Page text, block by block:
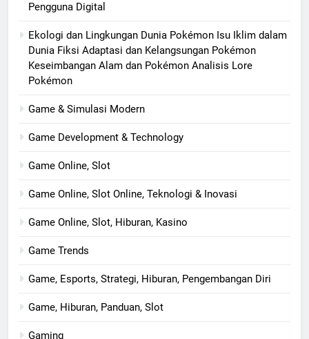
Pengguna Digital
Ekologi dan Lingkungan Dunia Pokémon Isu Iklim dalam
Dunia Fiksi Adaptasi dan Kelangsungan Pokémon
Keseimbangan Alam dan Pokémon Analisis Lore
Pokémon
Game & Simulasi Modern
Game Development & Technology
Game Online, Slot
Game Online, Slot Online, Teknologi & Inovasi
Game Online, Slot, Hiburan, Kasino
Game Trends
Game, Esports, Strategi, Hiburan, Pengembangan Diri
Game, Hiburan, Panduan, Slot
Gaming